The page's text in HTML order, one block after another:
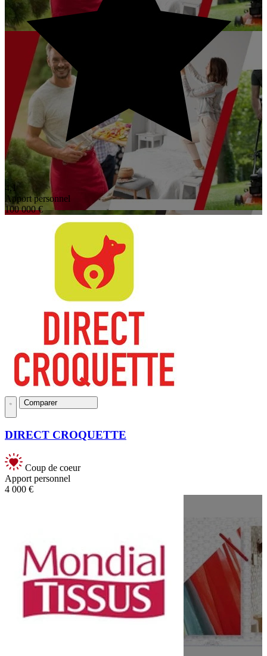
4,1
Apport personnel
100 000 €
Comparer
DIRECT CROQUETTE
Coup de coeur
Apport personnel
4 000 €